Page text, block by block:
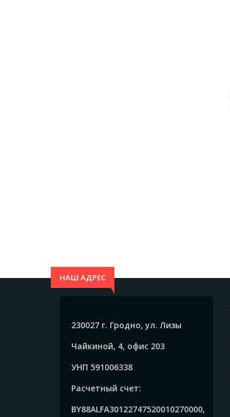
НАШ АДРЕС
230027 г. Гродно, ул. Лизы
Чайкиной, 4, офис 203
УНП 591006338
Расчетный счет:
BY88ALFA30122747520010270000,